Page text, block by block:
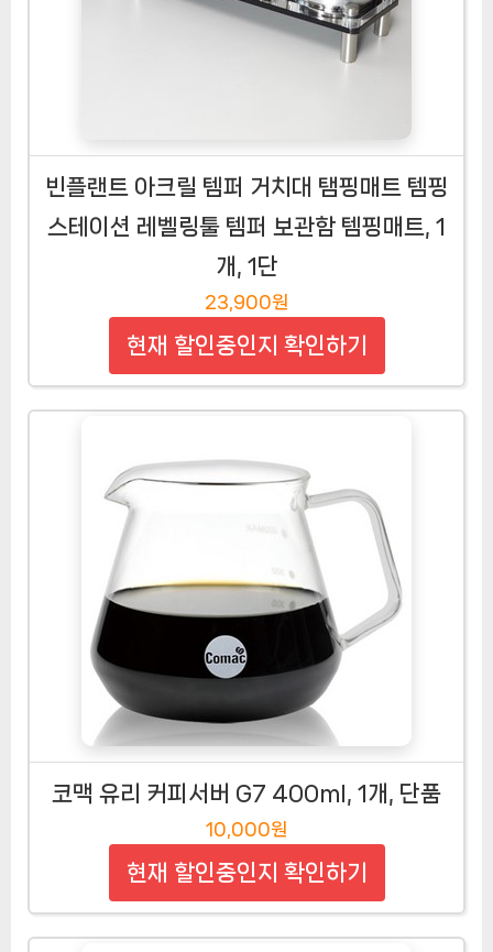
빈플랜트 아크릴 템퍼 거치대 탬핑매트 템핑
스테이션 레벨링툴 템퍼 보관함 템핑매트, 1
개, 1단
23,900원
현재 할인중인지 확인하기
코맥 유리 커피서버 G7 400ml, 1개, 단품
10,000원
현재 할인중인지 확인하기